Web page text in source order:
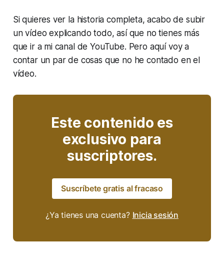
Si quieres ver la historia completa, acabo de subir
un vídeo explicando todo, así que no tienes más
que ir a mi canal de YouTube. Pero aquí voy a
contar un par de cosas que no he contado en el
vídeo.
Este contenido es
exclusivo para
suscriptores.
Suscríbete gratis al fracaso
¿Ya tienes una cuenta? Inicia sesión